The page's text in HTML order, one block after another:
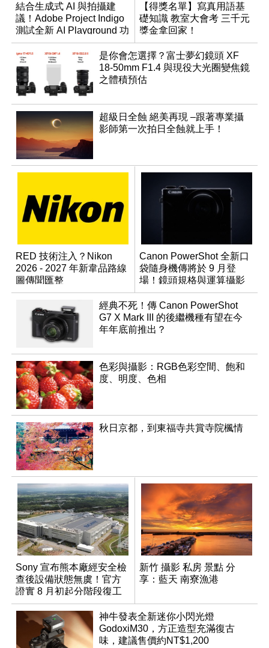
結合生成式 AI 與拍攝建
議！Adobe Project Indigo
測試全新 AI Playground 功
能
【得獎名單】寫真用語基
礎知識 教室大會考 三千元
獎金拿回家！
是你會怎選擇？富士夢幻鏡頭 XF
18-50mm F1.4 與現役大光圈變焦鏡
之體積預估
超級日全蝕 絕美再現 –跟著專業攝
影師第一次拍日全蝕就上手！
RED 技術注入？Nikon
2026 - 2027 年新韋品路線
圖傳聞匯整
Canon PowerShot 全新口
袋隨身機傳將於 9 月登
場！鏡頭規格與運算攝影
升級成為焦點
經典不死！傳 Canon PowerShot
G7 X Mark III 的後繼機種有望在今
年年底前推出？
色彩與攝影：RGB色彩空間、飽和
度、明度、色相
秋日京都，到東福寺共賞寺院楓情
Sony 宣布熊本廠經安全檢
查後設備狀態無虞！官方
證實 8 月初起分階段復工
新竹 攝影 私房 景點 分
享：藍天 南寮漁港
神牛發表全新迷你小閃光燈
GodoxiM30，方正造型充滿復古
味，建議售價約NT$1,200